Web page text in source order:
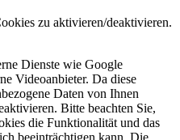
zu aktivieren/deaktivieren.
Dienste wie Google
Videoanbieter. Da diese
Daten von Ihnen
Bitte beachten Sie,
die Funktionalität und das